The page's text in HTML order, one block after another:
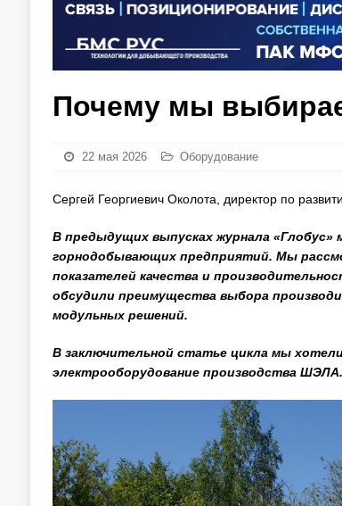
Почему мы
22 мая 2026 Оборудование
Сергей Георгиевич Околота, директор по
В предыдущих выпусках журнала
горнодобывающих предприятий. Мы
показателей качества и
обсудили преимущества выбора
модульных решений.
В заключительной статье цикла мы
электрооборудование производства ШЭЛА.